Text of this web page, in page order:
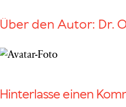
Über den Autor: Dr.
Hinterlasse einen